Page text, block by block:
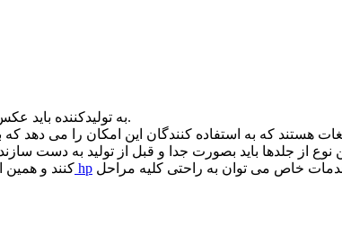
به تولیدکننده باید عکس روی جلد بیمه خام باید از قبل طراحی شود.
از جلدها باید بصورت جدا و قبل از تولید به دست
کنند و کارتریج پرینترهای رنگی لیزری hp